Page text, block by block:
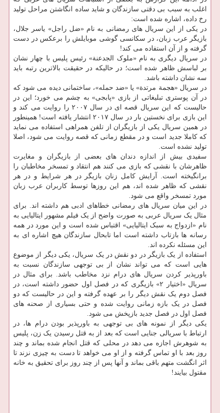
اغلب به سبب بی دقتی سازندگان و شاید ساده انگاشتن مراحل تولید
رخ داده، اشاره شده است:
در یکی از این سریال های رمضانی به نام «ضل راجل» یاسر جلال،
بازیگر عرب زبان، در سکانسی گوشی موبایلش را برعکس در دست
گرفته و از آن استفاده می کند!
در سریال دیگری به نام «ملوک الجدعنة» رئیس پلیس با چهار نشان
بر لباسش ظاهر شده است؛ در حالیکه در حقیقت بالاترین رتبه باید
سه نشان داشته باشد.
در سریال «هجمة مرتدة» یا «ضد حمله»، ساختمانی دیده می شود که
در آن پوستری تبلیغاتی از بازی «پابجی» به چشم می خورد؛ این در
حالیست که این سریال قصه ای در سال ۲۰۰۷ را روایت می کند و
این بازی برای نخستین بار در سال ۲۰۱۷ انتشار یافته است! همینطور
در همین سریال یکی از بازیگران از تلفن همراهی استفاده می نماید
که کاملا جدید است و در مقطع زمانی که قصه روایت می شود، اصلا
تولید نشده است.
سفیدی بیش از اندازه دندان های بعضی از بازیگران و مغایرت
ظاهرشان با نقشی که بازی می کنند هم انتقاد و تمسخر مخاطبان را
برانگیخته است. آرایش کامل زنان بازیگر در هر شرایط و در هر
نقشی که ظاهر شده اند، هم این روزها توسط کاربران عرب زبان
مورد تمسخر واقع می شود.
در این میان سریال های رمضانی خطاهای ادبی هم داشته اند. برای
مثال یک سریال عربی به صورت واضح از یک فیلم مشهور ایتالیایی به
نام «ازدواج به سبک ایتالیایی» اقتباس شده است و این مورد در همه
رسانه ها بازتاب داشته است اما تابحال سازندگان هیچ اشاره ای به
این مسئله نکرده اند.
استفاده از یک بازیگر در دو نقش در یک سریال، یکی دیگر از موضوع
هایی است که می تواند نشان از بی توجهی سازندگان نسبت به
باورپذیر کردن سریال های درام نزد مخاطب باشد. برای مثال در
سریال «اختیار ۲» بازیگری که در فصل اول حضور داشته است، در
فصل دوم یک نقش دیگر را بر عهده گرفته و این در حالیست که دو
فصل در یک بازه زمانی روایت شده و حتی بسیاری از صحنه های
فصل اول در فصل جدید بازپخش می شود.
یکی دیگر از نمونه های بی توجهی به باورپذیر بودن درام ها، در
ارتباط با سریالی جنایی است که بعد از به قتل رسیدن یک زن، پلیس
به شوهرش اجازه می دهد در محلی که قتل انجام شده بماند و چند
روز بعد با او تماس گرفته و از او می خواهد تا دست به چیزی نزند تا
اثر انگشت متهم باقی بماند و آنها پس از چند روز برای تحقیق به خانه
مقتول بیایند!